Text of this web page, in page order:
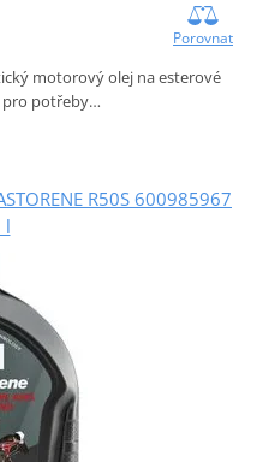
Porovnat
motorový olej na esterové
pro potřeby…
R50S 600985967
l